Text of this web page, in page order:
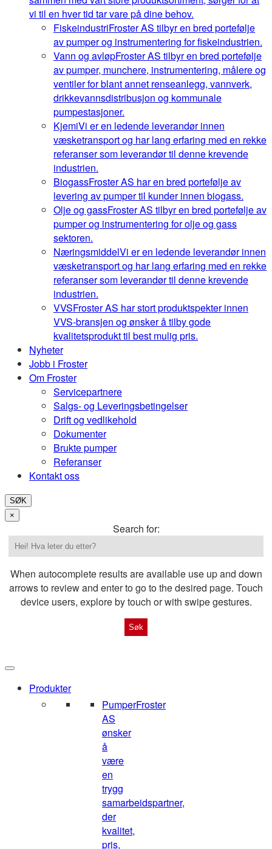
vi til en hver tid tar vare på dine behov.
FiskeindustriFroster AS tilbyr en bred portefølje
av pumper og instrumentering for fiskeindustrien.
Vann og avløpFroster AS tilbyr en bred portefølje
av pumper, munchere, instrumentering, målere og
ventiler for blant annet renseanlegg, vannverk,
drikkevannsdistribusjon og kommunale
pumpestasjoner.
KjemiVi er en ledende leverandør innen
væsketransport og har lang erfaring med en rekke
referanser som leverandør til denne krevende
industrien.
BiogassFroster AS har en bred portefølje av
levering av pumper til kunder innen biogass.
Olje og gassFroster AS tilbyr en bred portefølje av
pumper og instrumentering for olje og gass
sektoren.
NæringsmiddelVi er en ledende leverandør innen
væsketransport og har lang erfaring med en rekke
referanser som leverandør til denne krevende
industrien.
VVSFroster AS har stort produktspekter innen
VVS-bransjen og ønsker å tilby gode
kvalitetsprodukt til best mulig pris.
Nyheter
Jobb i Froster
Om Froster
Servicepartnere
Salgs- og Leveringsbetingelser
Drift og vedlikehold
Dokumenter
Brukte pumper
Referanser
Kontakt oss
SØK
×
Search for:
When autocomplete results are available use up and down
arrows to review and enter to go to the desired page. Touch
device users, explore by touch or with swipe gestures.
Produkter
PumperFroster
AS
ønsker
å
være
en
trygg
samarbeidspartner,
der
kvalitet,
pris,